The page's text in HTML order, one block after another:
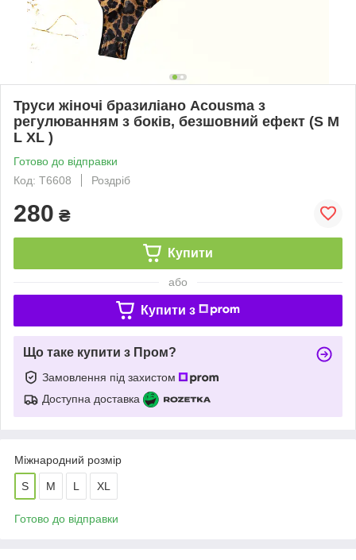
Труси жіночі бразиліано Acousma з
регулюванням з боків, безшовний ефект (S M
L XL )
Готово до відправки
Код: T6608
Роздріб
280 ₴
Купити
або
Купити з
Що таке купити з Пром?
Замовлення під захистом
Доступна доставка
Міжнародний розмір
S M L XL
Готово до відправки